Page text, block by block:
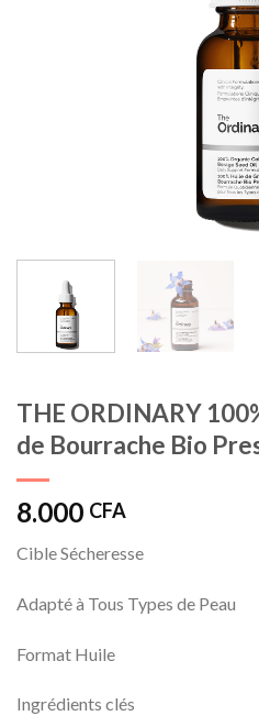
THE ORDINARY
de Bourrache Bio
8.000 CFA
CibleSécheresse
Adapté à Tous Types de Peau
Format Huile
Ingrédients clés